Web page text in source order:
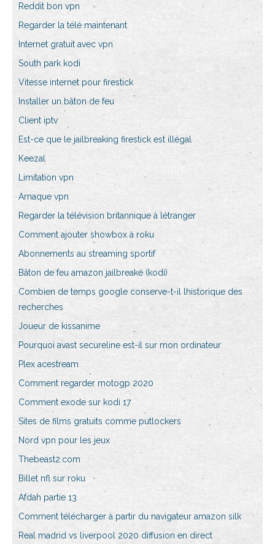
Reddit bon vpn
Regarder la télé maintenant
Internet gratuit avec vpn
South park kodi
Vitesse internet pour firestick
Installer un bâton de feu
Client iptv
Est-ce que le jailbreaking firestick est illégal
Keezal
Limitation vpn
Arnaque vpn
Regarder la télévision britannique à létranger
Comment ajouter showbox à roku
Abonnements au streaming sportif
Bâton de feu amazon jailbreaké (kodi)
Combien de temps google conserve-t-il lhistorique des
recherches
Joueur de kissanime
Pourquoi avast secureline est-il sur mon ordinateur
Plex acestream
Comment regarder motogp 2020
Comment exode sur kodi 17
Sites de films gratuits comme putlockers
Nord vpn pour les jeux
Thebeast2.com
Billet nfl sur roku
Afdah partie 13
Comment télécharger à partir du navigateur amazon silk
Real madrid vs liverpool 2020 diffusion en direct